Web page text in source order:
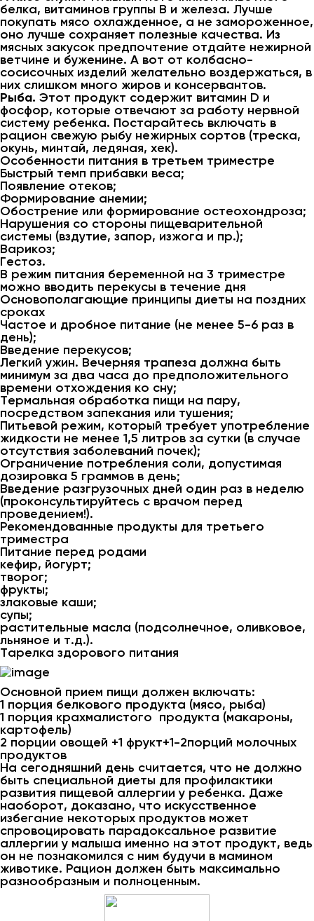
белка, витаминов группы В и железа. Лучше
покупать мясо охлажденное, а не замороженное,
оно лучше сохраняет полезные качества. Из
мясных закусок предпочтение отдайте нежирной
ветчине и буженине. А вот от колбасно-
сосисочных изделий желательно воздержаться, в
них слишком много жиров и консервантов.
Рыба. Этот продукт содержит витамин D и
фосфор, которые отвечают за работу нервной
систему ребенка. Постарайтесь включать в
рацион свежую рыбу нежирных сортов (треска,
окунь, минтай, ледяная, хек).
Особенности питания в третьем триместре
Быстрый темп прибавки веса;
Появление отеков;
Формирование анемии;
Обострение или формирование остеохондроза;
Нарушения со стороны пищеварительной
системы (вздутие, запор, изжога и пр.);
Варикоз;
Гестоз.
В режим питания беременной на 3 триместре
можно вводить перекусы в течение дня
Основополагающие принципы диеты на поздних
сроках
Частое и дробное питание (не менее 5-6 раз в
день);
Введение перекусов;
Легкий ужин. Вечерняя трапеза должна быть
минимум за два часа до предположительного
времени отхождения ко сну;
Термальная обработка пищи на пару,
посредством запекания или тушения;
Питьевой режим, который требует употребление
жидкости не менее 1,5 литров за сутки (в случае
отсутствия заболеваний почек);
Ограничение потребления соли, допустимая
дозировка 5 граммов в день;
Введение разгрузочных дней один раз в неделю
(проконсультируйтесь с врачом перед
проведением!).
Рекомендованные продукты для третьего
триместра
Питание перед родами
кефир, йогурт;
творог;
фрукты;
злаковые каши;
супы;
растительные масла (подсолнечное, оливковое,
льняное и т.д.).
Тарелка здорового питания
Основной прием пищи должен включать:
1 порция белкового продукта (мясо, рыба)
1 порция крахмалистого продукта (макароны,
картофель)
2 порции овощей +1 фрукт+1-2порций молочных
продуктов
На сегодняшний день считается, что не должно
быть специальной диеты для профилактики
развития пищевой аллергии у ребенка. Даже
наоборот, доказано, что искусственное
избегание некоторых продуктов может
спровоцировать парадоксальное развитие
аллергии у малыша именно на этот продукт, ведь
он не познакомился с ним будучи в мамином
животике. Рацион должен быть максимально
разнообразным и полноценным.